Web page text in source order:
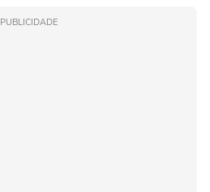
PUBLICIDADE